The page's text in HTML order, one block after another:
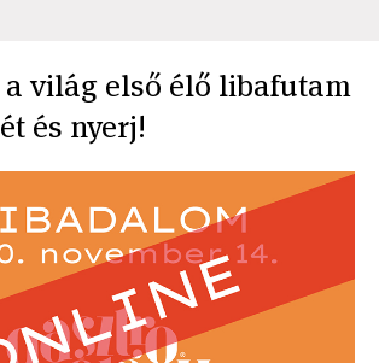
a világ első élő libafutam
és nyerj!